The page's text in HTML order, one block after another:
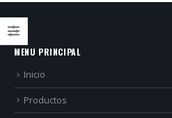
MENU PRINCIPAL
Inicio
Productos